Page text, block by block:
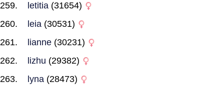
letitia (31654)
leia (30531)
lianne (30231)
lizhu (29382)
lyna (28473)